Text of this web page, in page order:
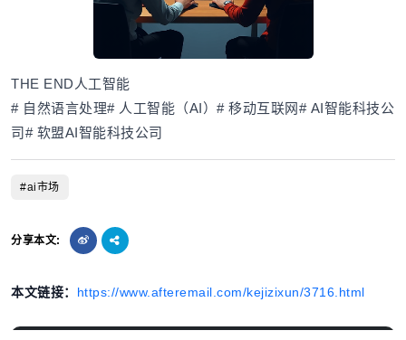
THE END 人工智能
# 自然语言处理# 人工智能（AI）# 移动互联网# AI智能科技公
司# 软盟AI智能科技公司
#ai市场
分享本文:
本文链接： https://www.afteremail.com/kejizixun/3716.html